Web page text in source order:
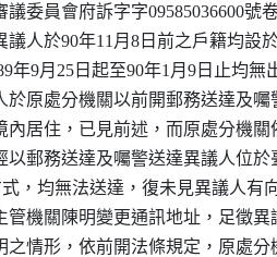
議委員會府訴字字09585036600號
議人於90年11月8日前之戶籍均設
年9月25日起至90年1月9日止均無
於原處分機關以前開郵務送達及囑
內居住，已見前述，而原處分機關
以郵務送達及囑警送達異議人位
式，均無法送達，復未見異議人有
管機關陳明變更通訊地址，足徵
之情形，依前開法條規定，原處